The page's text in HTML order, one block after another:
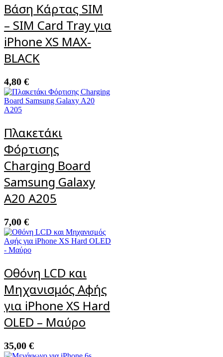
Βάση Κάρτας SIM
– SIM Card Tray για
iPhone XS MAX-
BLACK
4,80 €
Πλακετάκι
Φόρτισης
Charging Board
Samsung Galaxy
A20 A205
7,00 €
Οθόνη LCD και
Μηχανισμός Αφής
για iPhone XS Hard
OLED – Μαύρο
35,00 €